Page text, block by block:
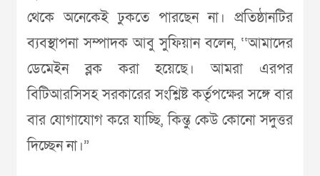
থেকে অনেকেই ঢুকতে পারছেন না। প্রতিষ্ঠানটির
ব্যবস্থাপনা সম্পাদক আবু সুফিয়ান বলেন, ‘‘আমাদের
ডেমেইন ব্লক করা হয়েছে। আমরা এরপর
বিটিআরসিসহ সরকারের সংশ্লিষ্ট কর্তৃপক্ষের সঙ্গে বার
বার যোগাযোগ করে যাচ্ছি, কিন্তু কেউ কোনো সদুত্তর
দিচ্ছেন না।”